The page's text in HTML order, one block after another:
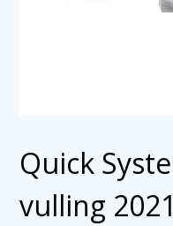
Quick
vulling